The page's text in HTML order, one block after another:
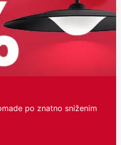
po znatno sniženim